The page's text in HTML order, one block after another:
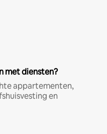
met diensten?
appartementen,
en